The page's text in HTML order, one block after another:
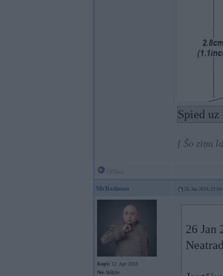
Spied
[ Šo ziņu
MrBadman 26. Jan 2024, 21:04
Kopš: 12. Apr 2019
No: Ikšķile
26 Jan